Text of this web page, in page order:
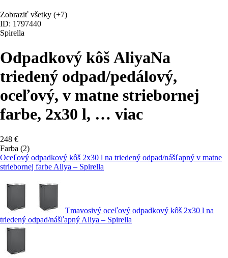
Zobraziť všetky (+7)
ID: 1797440
Spirella
Odpadkový kôš AliyaNa
triedený odpad/pedálový,
oceľový, v matne striebornej
farbe, 2x30 l, … viac
248 €
Farba (2)
Oceľový odpadkový kôš 2x30 l na triedený odpad/nášľapný v matne
striebornej farbe Aliya – Spirella
Tmavosivý oceľový odpadkový kôš 2x30 l na
triedený odpad/nášľapný Aliya – Spirella